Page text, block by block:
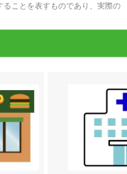
ことを表すものであり、実際の